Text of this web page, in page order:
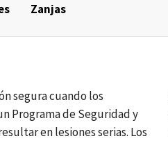
Zanjas
segura cuando los
Programa de Seguridad y
en lesiones serias. Los